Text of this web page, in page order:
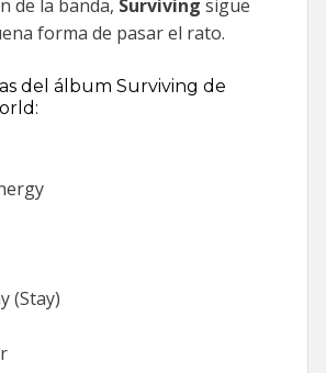
de la banda, Surviving sigue
forma de pasar el rato.
del álbum Surviving de
(Stay)